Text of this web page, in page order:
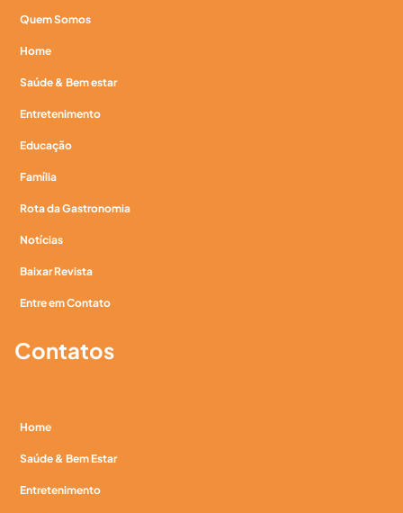
Quem Somos
Home
Saúde & Bem estar
Entretenimento
Educação
Família
Rota da Gastronomia
Notícias
Baixar Revista
Entre em Contato
Contatos
Home
Saúde & Bem Estar
Entretenimento